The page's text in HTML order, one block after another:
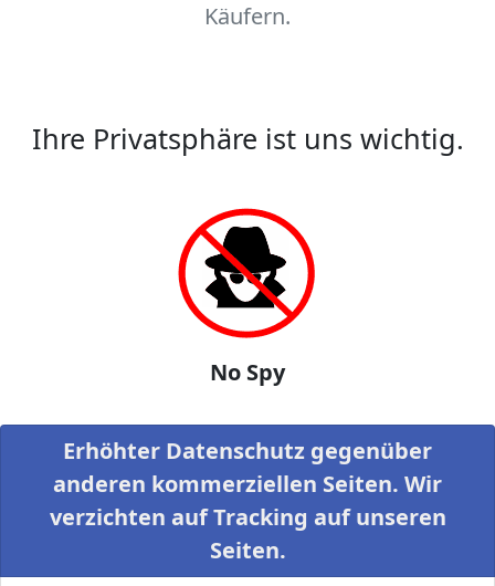
Käufern.
Ihre Privatsphäre ist uns wichtig.
No Spy
Erhöhter Datenschutz gegenüber
anderen kommerziellen Seiten. Wir
verzichten auf Tracking auf unseren
Seiten.